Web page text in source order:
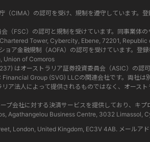
CIMA）の認可を受け、規制を遵守しています。
（FSC）の認可と規制を受けています。同事業体
Tower, Cybercity, Ebene, 72201,
ア金融規制（AOFA）の認可を受けています。登
Union of Comoros
はオーストラリア証券投資委員会（ASIC）の認
Group (SVG) LLCの関連会社です。両社は
ア法人によって提供されるものではなく、オース
プ会社に対する決済サービスを提供しており、キ
Agathangelou Business Centre, 3032 Limassol,
London, United Kingdom, EC3V 4AB. メールアド